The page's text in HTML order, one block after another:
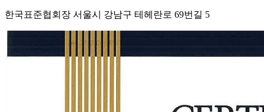
한국표준협회장 서울시 강남구 테헤란로 69번길 5